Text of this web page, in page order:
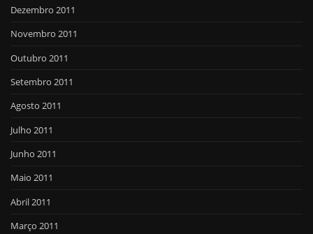
Dezembro 2011
Novembro 2011
Outubro 2011
Setembro 2011
Agosto 2011
Julho 2011
Junho 2011
Maio 2011
Abril 2011
Março 2011